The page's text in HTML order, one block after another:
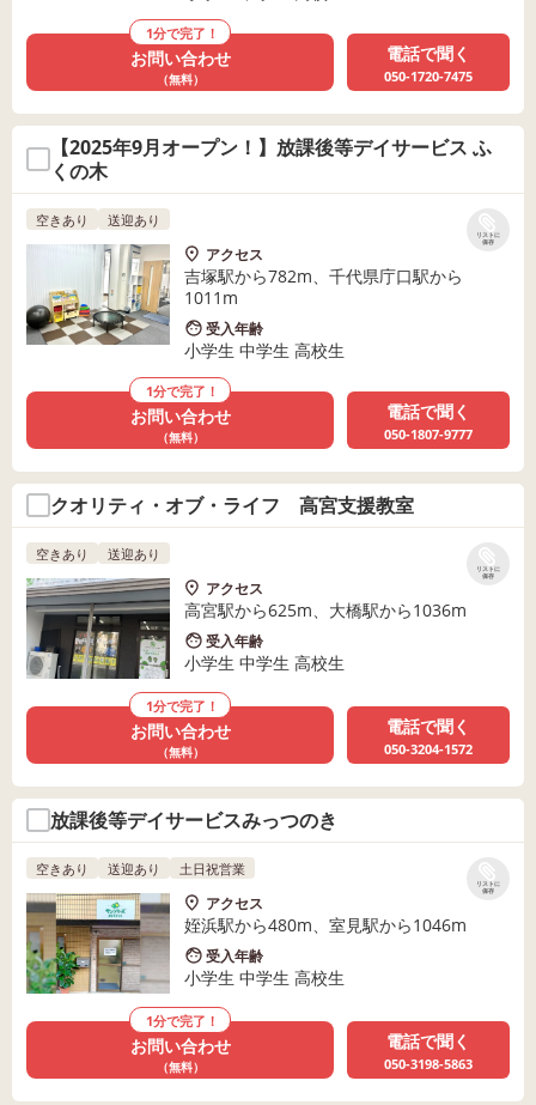
1分で完了！
お問い合わせ
（無料）
電話で聞く
050-1720-7475
【2025年9月オープン！】放課後等デイサービス ふ
くの木
リストに
保存
空きあり 送迎あり
アクセス
吉塚駅から782m、千代県庁口駅から
1011m
受入年齢
小学生 中学生 高校生
1分で完了！
お問い合わせ
（無料）
電話で聞く
050-1807-9777
クオリティ・オブ・ライフ 高宮支援教室
リストに
保存
空きあり 送迎あり
アクセス
高宮駅から625m、大橋駅から1036m
受入年齢
小学生 中学生 高校生
1分で完了！
お問い合わせ
（無料）
電話で聞く
050-3204-1572
放課後等デイサービスみっつのき
リストに
保存
空きあり 送迎あり 土日祝営業
アクセス
姪浜駅から480m、室見駅から1046m
受入年齢
小学生 中学生 高校生
1分で完了！
お問い合わせ
（無料）
電話で聞く
050-3198-5863